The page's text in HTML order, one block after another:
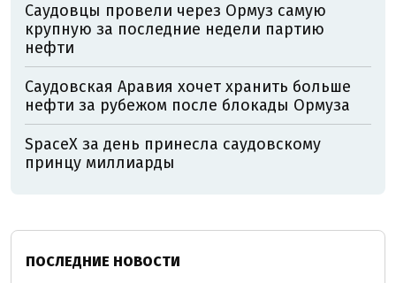
Саудовцы провели через Ормуз самую
крупную за последние недели партию
нефти
Саудовская Аравия хочет хранить больше
нефти за рубежом после блокады Ормуза
SpaceX за день принесла саудовскому
принцу миллиарды
ПОСЛЕДНИЕ НОВОСТИ